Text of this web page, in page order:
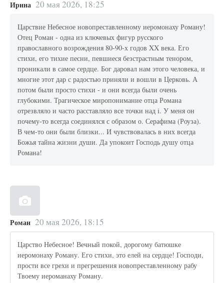
Ирина 20 мая 2026, 18:25
Царствие Небесное новопреставленному иеромонаху Роману!
Отец Роман - одна из ключевых фигур русского
православного возрождения 80-90-х годов XX века. Его
стихи, его тихие песни, певшиеся безстрастным тенором,
проникали в самое сердце. Бог даровал нам этого человека, и
многие этот дар с радостью приняли и вошли в Церковь. А
потом были просто стихи - и они всегда были очень
глубокими. Трагическое миропонимание отца Романа
отрезвляло и часто расставляло все точки над i. У меня он
почему-то всегда соединялся с образом о. Серафима (Роуза).
В чем-то они были близки... И чувствовалась в них всегда
Божья тайна жизни души. Да упокоит Господь душу отца
Романа!
Роман 20 мая 2026, 18:15
Царство Небесное! Вечный покой, дорогому батюшке
иеромонаху Роману. Его стихи, это елей на сердце! Господи,
прости все грехи и прегрешения новопреставленному рабу
Твоему иероманаху Роману.